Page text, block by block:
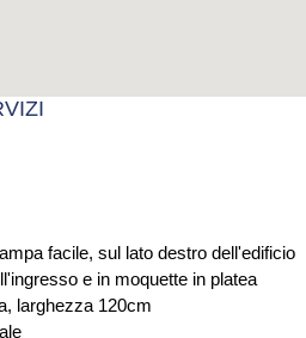
facile, sul lato destro dell'edificio
e in moquette in platea
larghezza 120cm